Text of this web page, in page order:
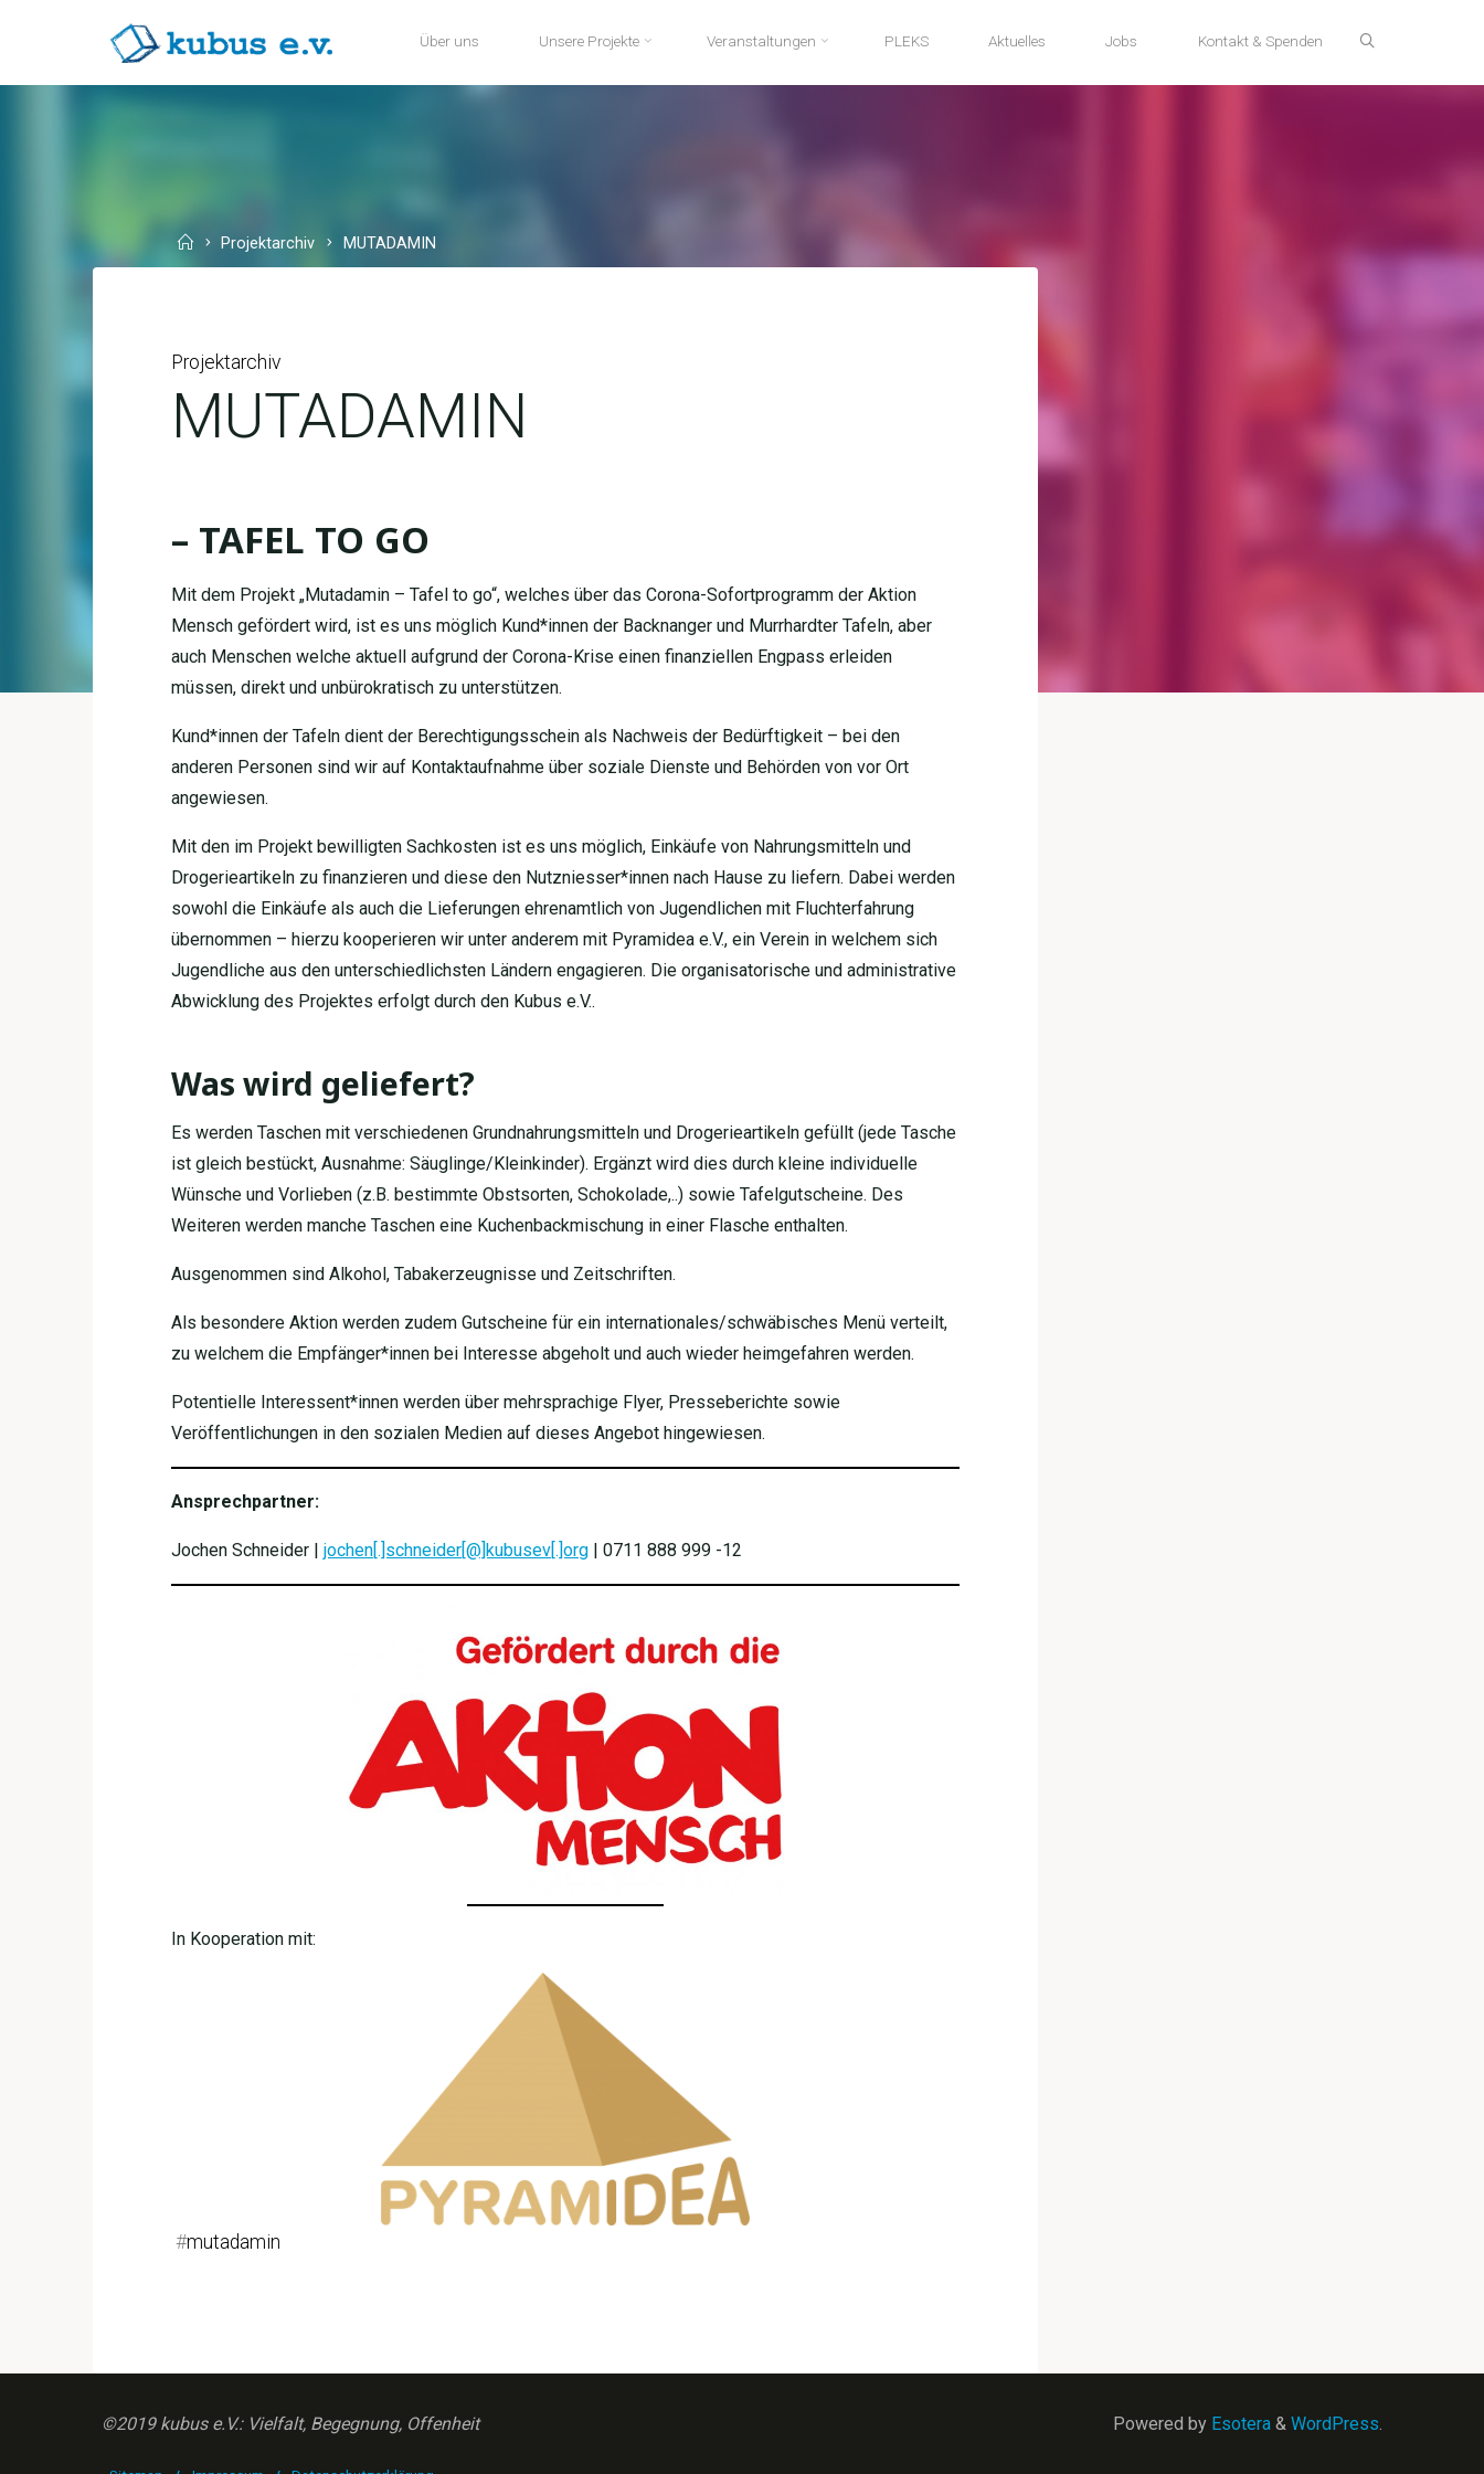
E.V.
Über uns Unsere Projekte Veranstaltungen PLEKS Aktuelles Jobs Kontakt & Spenden
HomeProjektarchiv MUTADAMIN
Projektarchiv
MUTADAMIN
– TAFEL TO GO
Mit dem Projekt „Mutadamin – Tafel to go“, welches über das Corona-Sofortprogramm der Aktion
Mensch gefördert wird, ist es uns möglich Kund*innen der Backnanger und Murrhardter Tafeln, aber
auch Menschen welche aktuell aufgrund der Corona-Krise einen finanziellen Engpass erleiden
müssen, direkt und unbürokratisch zu unterstützen.
Kund*innen der Tafeln dient der Berechtigungsschein als Nachweis der Bedürftigkeit – bei den
anderen Personen sind wir auf Kontaktaufnahme über soziale Dienste und Behörden von vor Ort
angewiesen.
Mit den im Projekt bewilligten Sachkosten ist es uns möglich, Einkäufe von Nahrungsmitteln und
Drogerieartikeln zu finanzieren und diese den Nutzniesser*innen nach Hause zu liefern. Dabei werden
sowohl die Einkäufe als auch die Lieferungen ehrenamtlich von Jugendlichen mit Fluchterfahrung
übernommen – hierzu kooperieren wir unter anderem mit Pyramidea e.V., ein Verein in welchem sich
Jugendliche aus den unterschiedlichsten Ländern engagieren. Die organisatorische und administrative
Abwicklung des Projektes erfolgt durch den Kubus e.V..
Was wird geliefert?
Es werden Taschen mit verschiedenen Grundnahrungsmitteln und Drogerieartikeln gefüllt (jede Tasche
ist gleich bestückt, Ausnahme: Säuglinge/Kleinkinder). Ergänzt wird dies durch kleine individuelle
Wünsche und Vorlieben (z.B. bestimmte Obstsorten, Schokolade,..) sowie Tafelgutscheine. Des
Weiteren werden manche Taschen eine Kuchenbackmischung in einer Flasche enthalten.
Ausgenommen sind Alkohol, Tabakerzeugnisse und Zeitschriften.
Als besondere Aktion werden zudem Gutscheine für ein internationales/schwäbisches Menü verteilt,
zu welchem die Empfänger*innen bei Interesse abgeholt und auch wieder heimgefahren werden.
Potentielle Interessent*innen werden über mehrsprachige Flyer, Presseberichte sowie
Veröffentlichungen in den sozialen Medien auf dieses Angebot hingewiesen.
Ansprechpartner:
Jochen Schneider |jochen[.]schneider[@]kubusev[.]org | 0711 888 999 -12
In Kooperation mit:
#mutadamin
Powered by Esotera & WordPress.
©2019 kubus e.V.: Vielfalt, Begegnung, Offenheit